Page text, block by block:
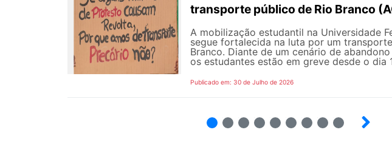
transporte público de Rio Branco
A mobilização estudantil na Universidade
segue fortalecida na luta por um
Branco. Diante de um cenário de
os estudantes estão em greve desde o dia
Publicado em: 30 de Julho de 2026